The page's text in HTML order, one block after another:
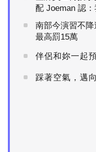
配 Joeman 認
南部今演習不
最高罰15萬
伴侶和妳一起
踩著空氣，邁